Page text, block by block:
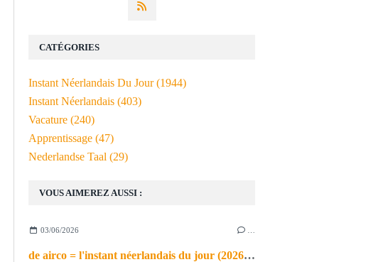
VOUS AIMEREZ AUSSI :
03/06/2026
de airco = l'instant néerlandais du jour (2026_06_03)
CATÉGORIES
Instant Néerlandais Du Jour(1944)
Instant Néerlandais (403)
Vacature (240)
Apprentissage (47)
Nederlandse Taal (29)